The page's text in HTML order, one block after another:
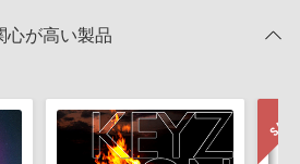
＋でフォーマットされたHDDをご用意
す。
送信されます。メールに記載されており
ダウンロード／導入を行って下さい。
、原則として日本語版操作マニュアルをご
心が高い製品